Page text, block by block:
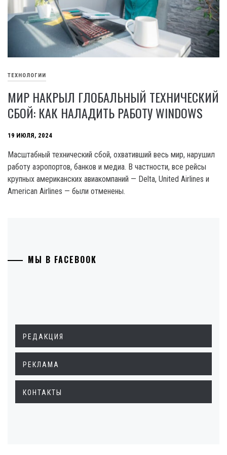
ТЕХНОЛОГИИ
МИР НАКРЫЛ ГЛОБАЛЬНЫЙ ТЕХНИЧЕСКИЙ
СБОЙ: КАК НАЛАДИТЬ РАБОТУ WINDOWS
19 ИЮЛЯ, 2024
Масштабный технический сбой, охвативший весь мир, нарушил
работу аэропортов, банков и медиа. В частности, все рейсы
крупных американских авиакомпаний — Delta, United Airlines и
American Airlines — были отменены.
МЫ В FACEBOOK
РЕДАКЦИЯ
РЕКЛАМА
КОНТАКТЫ